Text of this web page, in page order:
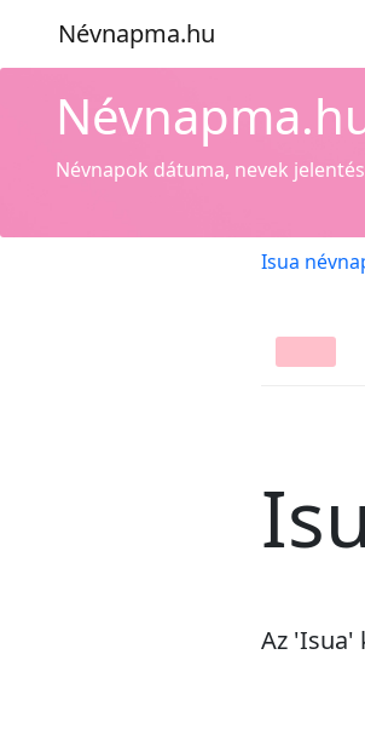
Névnapma.hu
Névnapok dátuma, nevek
Isua
Az 'Isua'